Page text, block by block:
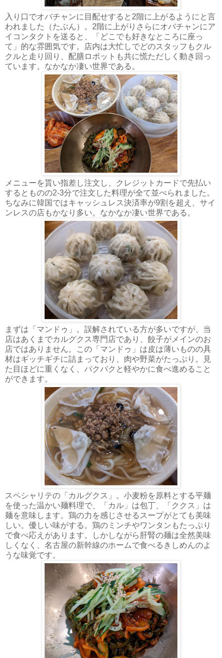
入り口でオバチャンに目配せすると2階に上がるようにと言
われました（たぶん）。2階に上がりさらにオバチャンにア
イコンタクトを送ると、「どこでも好きなところに座っ
て」的な雰囲気です。店内は大忙しでどのスタッフもクル
クルと走り回り、配膳ロボットも共に慌ただしく動き回っ
ています。なかなか凄い世界である。
メニューを貰い指差し注文し、クレジットカードで先払い
するとものの2-3分で注文した料理が全て並べられました。
ちなみに韓国ではキャッシュレス決済率が9割を超え、サイ
ンレスの店もかなり多い。なかなか凄い世界である。
まずは「マンドゥ」。誤解されている方が多いですが、当
店はあくまでカルグクス専門店であり、餃子がメインのお
店ではありません。この「マンドゥ」は皮は薄いものの具
材はギッチギチに詰まっており、肉や野菜がたっぷり。見
た目ほどに重くなく、パクパクと軽やかに食べ進めること
ができます。
スペシャリテの「カルグクス」。小麦粉を原料とする平麺
を使った温かい麺料理で、「カル」は包丁、「ククス」は
麺を意味します。鶏の力を感じさせるスープがとても美味
しい。優しい味がする。鶏のミンチやワンタンもたっぷり
で食べ応えがあります。しかしながら肝腎の麺は全然美味
しくなく、名古屋の新幹線のホームで食べるきしめんのよ
うな味覚です。